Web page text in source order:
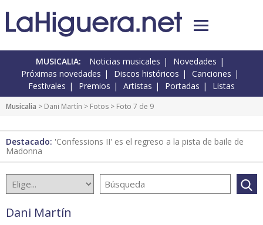
MUSICALIA: Noticias musicales
Novedades
Próximas novedades
Discos históricos
Canciones
Festivales
Premios Artistas Portadas Listas
Musicalia > Dani Martín > Fotos > Foto 7 de 9
Destacado: 'Confessions II' es el regreso a la pista de baile de
Madonna
Dani Martín